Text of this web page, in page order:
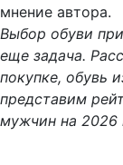
мнение автора.
Выбор обуви
еще задача.
покупке, обувь
представим
мужчин на 2026